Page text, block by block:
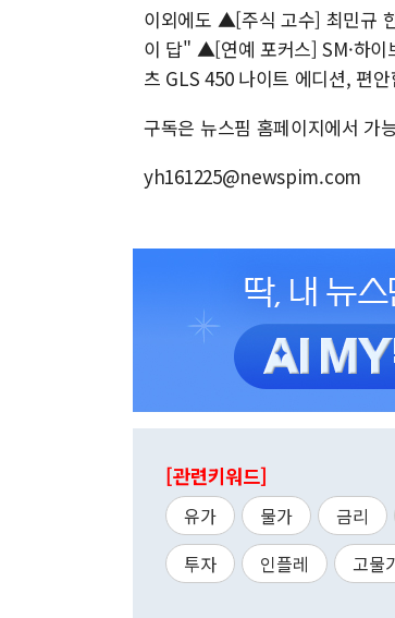
이외에도 ▲[주식 고수] 최민규
이 답" ▲[연예 포커스] SM·하
츠 GLS 450 나이트 에디션, 편
구독은 뉴스핌 홈페이지에서 가
yh161225@newspim.com
[관련키워드]
유가 물가 금리
투자
인플레 고물